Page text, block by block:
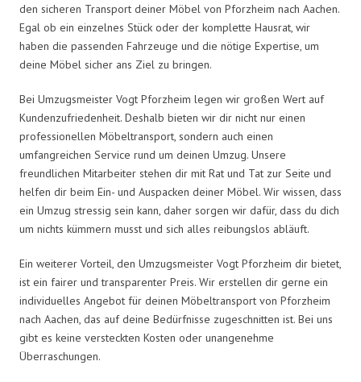
den sicheren Transport deiner Möbel von Pforzheim nach Aachen.
Egal ob ein einzelnes Stück oder der komplette Hausrat, wir
haben die passenden Fahrzeuge und die nötige Expertise, um
deine Möbel sicher ans Ziel zu bringen.
Bei Umzugsmeister Vogt Pforzheim legen wir großen Wert auf
Kundenzufriedenheit. Deshalb bieten wir dir nicht nur einen
professionellen Möbeltransport, sondern auch einen
umfangreichen Service rund um deinen Umzug. Unsere
freundlichen Mitarbeiter stehen dir mit Rat und Tat zur Seite und
helfen dir beim Ein- und Auspacken deiner Möbel. Wir wissen, dass
ein Umzug stressig sein kann, daher sorgen wir dafür, dass du dich
um nichts kümmern musst und sich alles reibungslos abläuft.
Ein weiterer Vorteil, den Umzugsmeister Vogt Pforzheim dir bietet,
ist ein fairer und transparenter Preis. Wir erstellen dir gerne ein
individuelles Angebot für deinen Möbeltransport von Pforzheim
nach Aachen, das auf deine Bedürfnisse zugeschnitten ist. Bei uns
gibt es keine versteckten Kosten oder unangenehme
Überraschungen.